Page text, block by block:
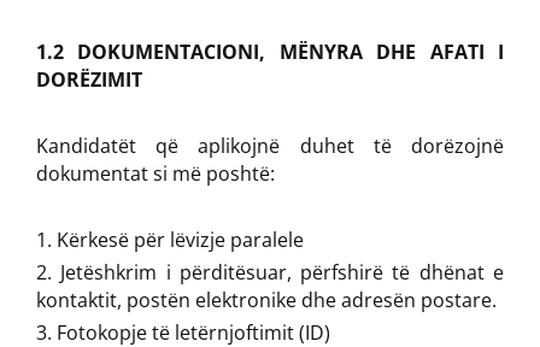
1.2 DOKUMENTACIONI, MËNYRA DHE AFATI I
DORËZIMIT
Kandidatët që aplikojnë duhet të dorëzojnë
dokumentat si më poshtë:
Kërkesë për lëvizje paralele
Jetëshkrim i përditësuar, përfshirë të dhënat e
kontaktit, postën elektronike dhe adresën postare.
Fotokopje të letërnjoftimit (ID)